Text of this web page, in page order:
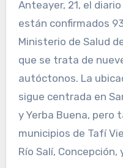
Anteayer, 21, el
están confirmados
Ministerio de Salud
que se trata de
autóctonos. La
sigue centrada en
y Yerba Buena, pero
municipios de Tafí
Río Salí, Concepción,